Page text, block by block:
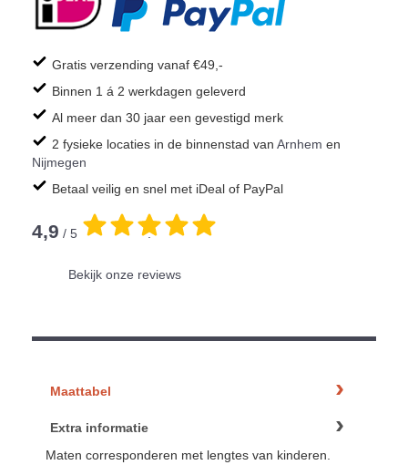
Gratis verzending vanaf €49,-
Binnen 1 á 2 werkdagen geleverd
Al meer dan 30 jaar een gevestigd merk
2 fysieke locaties in de binnenstad van Arnhem en
Nijmegen
Betaal veilig en snel met iDeal of PayPal
4,9 / 5 .
Bekijk onze reviews
Maattabel
Extra informatie
Maten corresponderen met lengtes van kinderen.